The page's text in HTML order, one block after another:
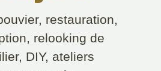
restauration,
relooking de
DIY, ateliers